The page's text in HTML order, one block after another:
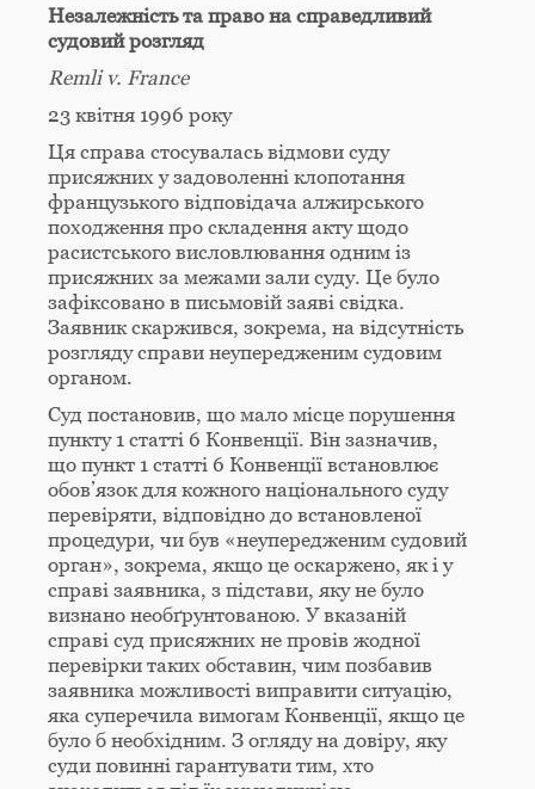
Незалежність та право на справедливий
судовий розгляд
Remli v. France
23 квітня 1996 року
Ця справа стосувалась відмови суду
присяжних у задоволенні клопотання
французького відповідача алжирського
походження про складення акту щодо
расистського висловлювання одним із
присяжних за межами зали суду. Це було
зафіксовано в письмовій заяві свідка.
Заявник скаржився, зокрема, на відсутність
розгляду справи неупередженим судовим
органом.
Суд постановив, що мало місце порушення
пункту 1 статті 6 Конвенції. Він зазначив,
що пункт 1 статті 6 Конвенції встановлює
обов’язок для кожного національного суду
перевіряти, відповідно до встановленої
процедури, чи був «неупередженим судовий
орган», зокрема, якщо це оскаржено, як і у
справі заявника, з підстави, яку не було
визнано необґрунтованою. У вказаній
справі суд присяжних не провів жодної
перевірки таких обставин, чим позбавив
заявника можливості виправити ситуацію,
яка суперечила вимогам Конвенції, якщо це
було б необхідним. З огляду на довіру, яку
суди повинні гарантувати тим, хто